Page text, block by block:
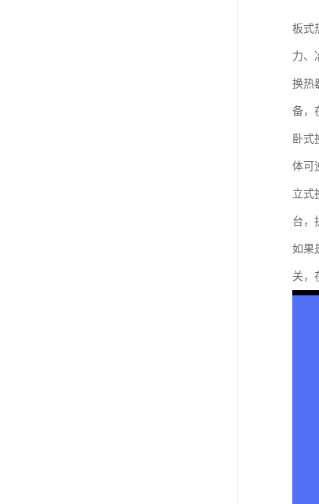
板式
力、
换热
备，
卧式
体可
立式
台，
如果
关，